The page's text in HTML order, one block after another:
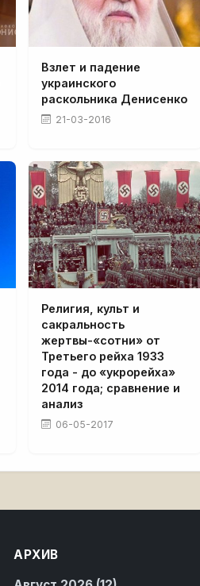
Взлет и падение
украинского
раскольника Денисенко
21-03-2016
Религия, культ и
сакральность
жертвы-«сотни» от
Третьего рейха 1933
года - до «укрорейха»
2014 года; сравнение и
анализ
06-05-2017
АРХИВ